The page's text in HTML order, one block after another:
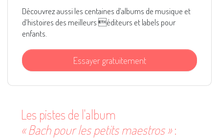
Découvrez aussi les centaines d’albums de musique et
d’histoires des meilleurs éditeurs et labels pour
enfants.
Essayer gratuitement
Les pistes de l'album
« Bach pour les petits maestros »: